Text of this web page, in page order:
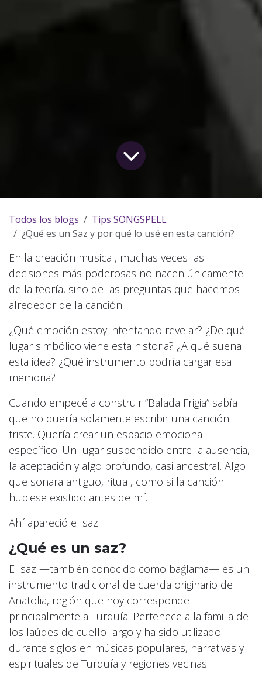
Todos los blogs
Tips SONGSPELL
¿Qué es un Saz y por qué lo usé en esta canción?
En la creación musical, muchas veces las
decisiones más poderosas no nacen únicamente
de la teoría, sino de las preguntas que hacemos
alrededor de la canción.
¿Qué emoción estoy intentando revelar? ¿De qué
lugar simbólico viene esta historia? ¿A qué suena
esta idea? ¿Qué instrumento podría cargar esa
memoria?
Cuando empecé a construir “Balada Frigia” sabía
que no quería solamente escribir una canción
triste. Quería crear un espacio emocional
específico: Un lugar suspendido entre la ausencia,
la aceptación y algo profundo, casi ancestral. Algo
que sonara antiguo, ritual, como si la canción
hubiese existido antes de mí.
Ahí apareció el saz.
¿Qué es un saz?
El saz —también conocido como bağlama— es un
instrumento tradicional de cuerda originario de
Anatolia, región que hoy corresponde
principalmente a Turquía. Pertenece a la familia de
los laúdes de cuello largo y ha sido utilizado
durante siglos en músicas populares, narrativas y
espirituales de Turquía y regiones vecinas.